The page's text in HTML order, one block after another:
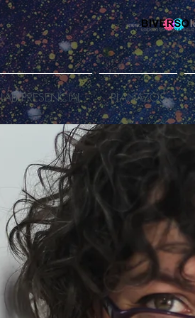
LAB PRESENCIAL PLANAZOS